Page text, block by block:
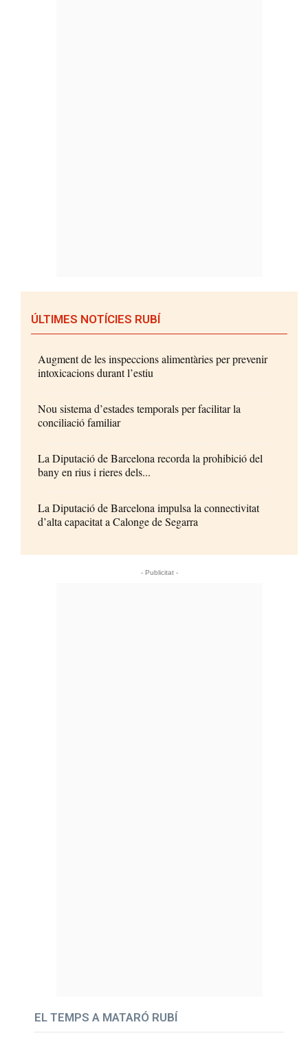
ÚLTIMES NOTÍCIES RUBÍ
Augment de les inspeccions alimentàries per prevenir
intoxicacions durant l’estiu
Nou sistema d’estades temporals per facilitar la
conciliació familiar
La Diputació de Barcelona recorda la prohibició del
bany en rius i rieres dels...
La Diputació de Barcelona impulsa la connectivitat
d’alta capacitat a Calonge de Segarra
- Publicitat -
EL TEMPS A MATARÓ RUBÍ